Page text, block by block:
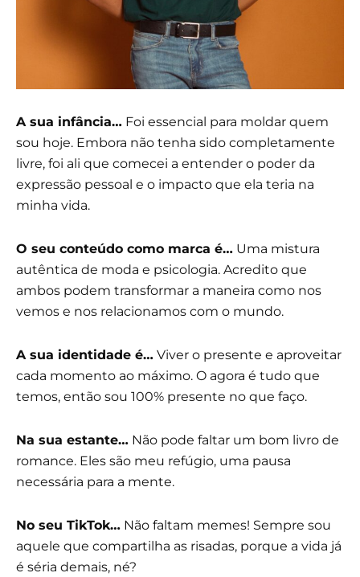
A sua infância… Foi essencial para moldar quem
sou hoje. Embora não tenha sido completamente
livre, foi ali que comecei a entender o poder da
expressão pessoal e o impacto que ela teria na
minha vida.
O seu conteúdo como marca é… Uma mistura
autêntica de moda e psicologia. Acredito que
ambos podem transformar a maneira como nos
vemos e nos relacionamos com o mundo.
A sua identidade é… Viver o presente e aproveitar
cada momento ao máximo. O agora é tudo que
temos, então sou 100% presente no que faço.
Na sua estante… Não pode faltar um bom livro de
romance. Eles são meu refúgio, uma pausa
necessária para a mente.
No seu TikTok… Não faltam memes! Sempre sou
aquele que compartilha as risadas, porque a vida já
é séria demais, né?